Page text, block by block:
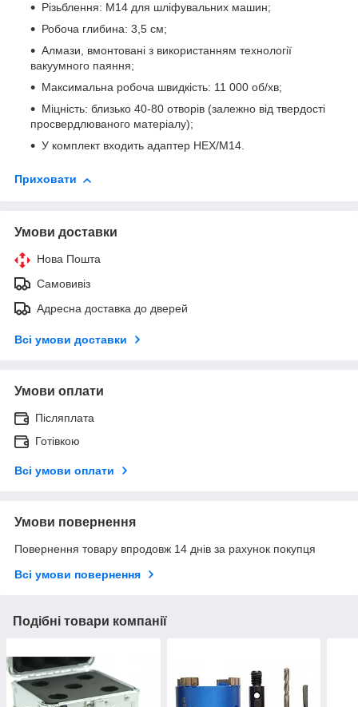
Різьблення: М14 для шліфувальних машин;
Робоча глибина: 3,5 см;
Алмази, вмонтовані з використанням технології
вакуумного паяння;
Максимальна робоча швидкість: 11 000 об/хв;
Міцність: близько 40-80 отворів (залежно від твердості
просвердлюваного матеріалу);
У комплект входить адаптер HEX/M14.
Приховати
Умови доставки
Нова Пошта
Самовивіз
Адресна доставка до дверей
Всі умови доставки
Умови оплати
Післяплата
Готівкою
Всі умови оплати
Умови повернення
Повернення товару впродовж 14 днів за рахунок покупця
Всі умови повернення
Подібні товари компанії